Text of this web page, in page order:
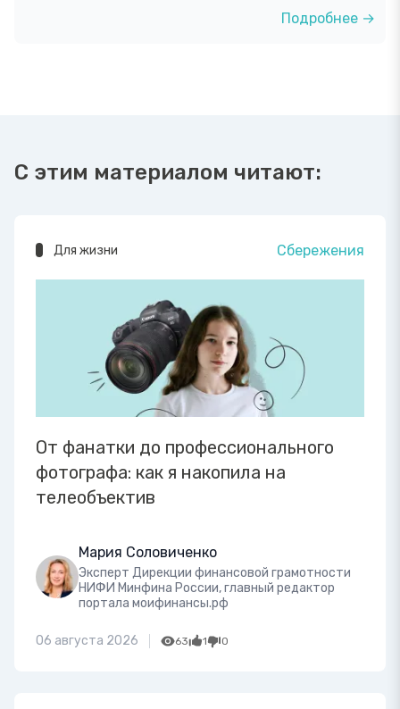
Подробнее →
С этим материалом читают:
Для жизни Сбережения
От фанатки до профессионального
фотографа: как я накопила на
телеобъектив
Мария Соловиченко
Эксперт Дирекции финансовой грамотности
НИФИ Минфина России, главный редактор
портала моифинансы.рф
06 августа 2026 63 1 0